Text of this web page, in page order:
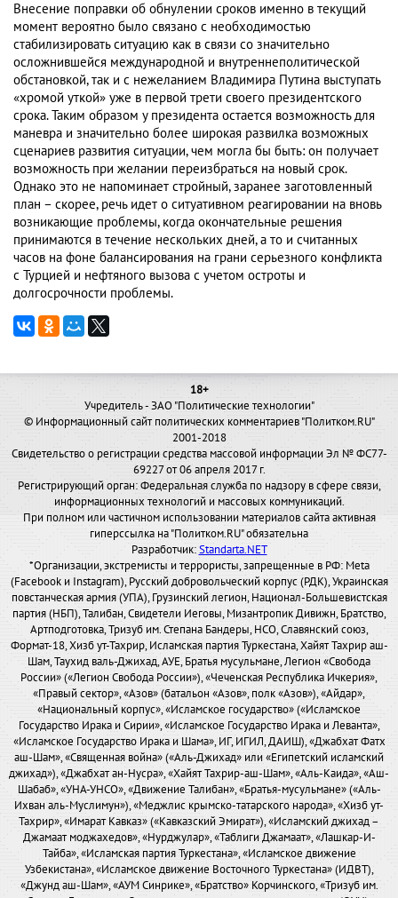
Внесение поправки об обнулении сроков именно в текущий
момент вероятно было связано с необходимостью
стабилизировать ситуацию как в связи со значительно
осложнившейся международной и внутреннеполитической
обстановкой, так и с нежеланием Владимира Путина выступать
«хромой уткой» уже в первой трети своего президентского
срока. Таким образом у президента остается возможность для
маневра и значительно более широкая развилка возможных
сценариев развития ситуации, чем могла бы быть: он получает
возможность при желании переизбраться на новый срок.
Однако это не напоминает стройный, заранее заготовленный
план – скорее, речь идет о ситуативном реагировании на вновь
возникающие проблемы, когда окончательные решения
принимаются в течение нескольких дней, а то и считанных
часов на фоне балансирования на грани серьезного конфликта
с Турцией и нефтяного вызова с учетом остроты и
долгосрочности проблемы.
18+
Учредитель - ЗАО "Политические технологии"
© Информационный сайт политических комментариев "Политком.RU"
2001-2018
Свидетельство о регистрации средства массовой информации Эл № ФС77-
69227 от 06 апреля 2017 г.
Регистрирующий орган: Федеральная служба по надзору в сфере связи,
информационных технологий и массовых коммуникаций.
При полном или частичном использовании материалов сайта активная
гиперссылка на "Политком.RU" обязательна
Разработчик:Standarta.NET
*Организации, экстремисты и террористы, запрещенные в РФ: Meta
(Facebook и Instagram), Русский добровольческий корпус (РДК), Украинская
повстанческая армия (УПА), Грузинский легион, Национал-Большевистская
партия (НБП), Талибан, Свидетели Иеговы, Мизантропик Дивижн, Братство,
Артподготовка, Тризуб им. Степана Бандеры, НСО, Славянский союз,
Формат-18, Хизб ут-Тахрир, Исламская партия Туркестана, Хайят Тахрир аш-
Шам, Таухид валь-Джихад, АУЕ, Братья мусульмане, Легион «Свобода
России» («Легион Свобода России»), «Чеченская Республика Ичкерия»,
«Правый сектор», «Азов» (батальон «Азов», полк «Азов»), «Айдар»,
«Национальный корпус», «Исламское государство» («Исламское
Государство Ирака и Сирии», «Исламское Государство Ирака и Леванта»,
«Исламское Государство Ирака и Шама», ИГ, ИГИЛ, ДАИШ), «Джабхат Фатх
аш-Шам», «Священная война» («Аль-Джихад» или «Египетский исламский
джихад»), «Джабхат ан-Нусра», «Хайят Тахрир-аш-Шам», «Аль-Каида», «Аш-
Шабаб», «УНА-УНСО», «Движение Талибан», «Братья-мусульмане» («Аль-
Ихван аль-Муслимун»), «Меджлис крымско-татарского народа», «Хизб ут-
Тахрир», «Имарат Кавказ» («Кавказский Эмират»), «Исламский джихад –
Джамаат моджахедов», «Нурджулар», «Таблиги Джамаат», «Лашкар-И-
Тайба», «Исламская партия Туркестана», «Исламское движение
Узбекистана», «Исламское движение Восточного Туркестана» (ИДВТ),
«Джунд аш-Шам», «АУМ Синрике», «Братство» Корчинского, «Тризуб им.